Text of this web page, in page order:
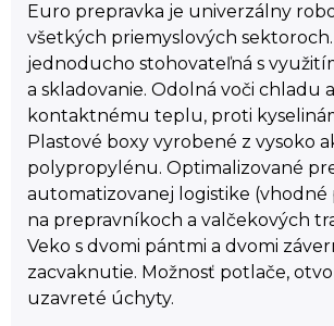
Euro prepravka je univerzálny
všetkých priemyslových
jednoducho stohovateľná s
a skladovanie. Odolná voči chladu a
kontaktnému teplu, proti
Plastové boxy vyrobené z vysoko
polypropylénu. Optimalizované
automatizovanej logistike (vhodné
na prepravníkoch a valčekových
Veko s dvomi pántmi a dvomi
zacvaknutie. Možnosť potlače,
uzavreté úchyty.